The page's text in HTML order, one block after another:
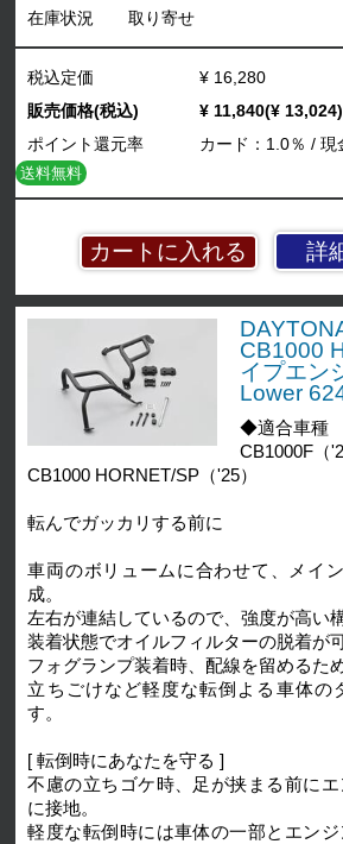
在庫状況 取り寄せ
詳
税込定価
¥ 16,280
販売価格(税込)
¥ 11,840(¥ 13,024)
ポイント還元率
カード：1.0％ / 現
送料無料
CB1000
イプエン
Lower
◆適合車種
CB1000F（
CB1000 HORNET/SP（'25）
転んでガッカリする前に
車両のボリュームに合わせて、メイ
成。
左右が連結しているので、強度が高い
装着状態でオイルフィルターの脱着が
フォグランプ装着時、配線を留めるた
立ちごけなど軽度な転倒よる車体の
す。
[ 転倒時にあなたを守る ]
不慮の立ちゴケ時、足が挟まる前に
に接地。
軽度な転倒時には車体の一部とエン